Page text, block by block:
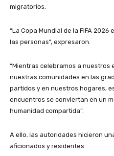
migratorios.
“La Copa Mundial de la FIFA
las personas”, expresaron.
“Mientras celebramos a nuestros
nuestras comunidades en las
partidos y en nuestros hogares,
encuentros se conviertan en un
humanidad compartida”.
A ello, las autoridades hicieron
aficionados y residentes.